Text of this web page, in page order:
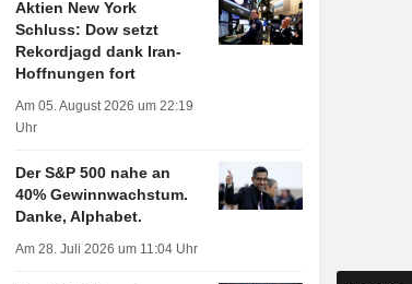
Aktien New York
Schluss: Dow setzt
Rekordjagd dank Iran-
Hoffnungen fort
Am 05. August 2026 um 22:19
Uhr
Der S&P 500 nahe an
40% Gewinnwachstum.
Danke, Alphabet.
Am 28. Juli 2026 um 11:04 Uhr